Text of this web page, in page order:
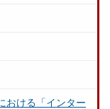
おける「インター